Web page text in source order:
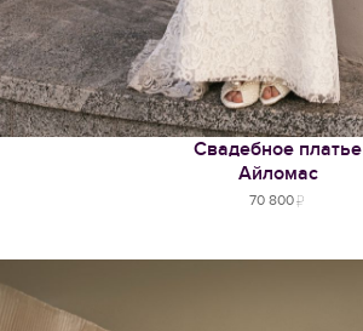
Свадебное платье
Айломас
70 800